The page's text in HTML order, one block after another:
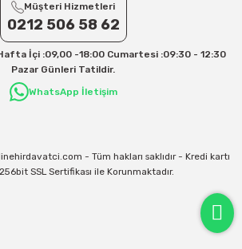
Müşteri Hizmetleri
0212 506 58 62
İçi :09,00 -18:00 Cumartesi :09:30 - 12:30
Pazar Günleri Tatildir.
WhatsApp İletişim
- Tüm hakları saklıdır - Kredi kartı
SSL Sertifikası ile Korunmaktadır.